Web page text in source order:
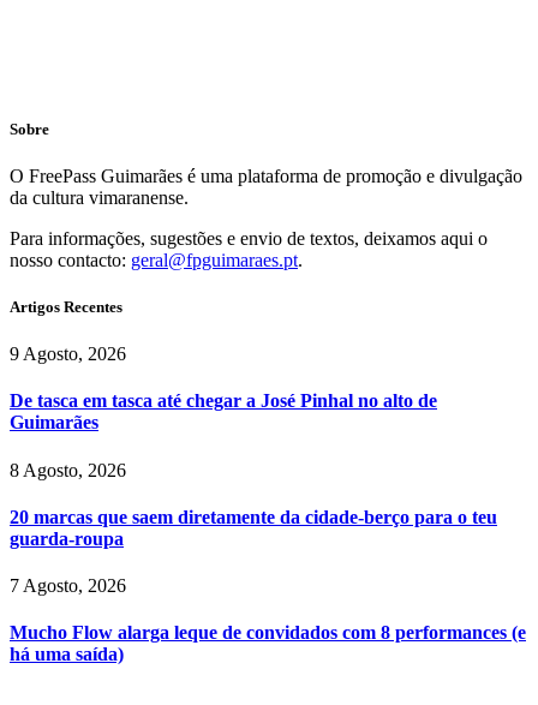
Sobre
O FreePass Guimarães é uma plataforma de promoção e divulgação
da cultura vimaranense.
Para informações, sugestões e envio de textos, deixamos aqui o
nosso contacto: geral@fpguimaraes.pt.
Artigos Recentes
9 Agosto, 2026
De tasca em tasca até chegar a José Pinhal no alto de
Guimarães
8 Agosto, 2026
20 marcas que saem diretamente da cidade-berço para o teu
guarda-roupa
7 Agosto, 2026
Mucho Flow alarga leque de convidados com 8 performances (e
há uma saída)